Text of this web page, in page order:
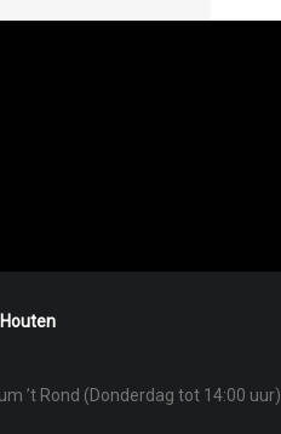
’t Rond (Donderdag tot 14:00 uur)